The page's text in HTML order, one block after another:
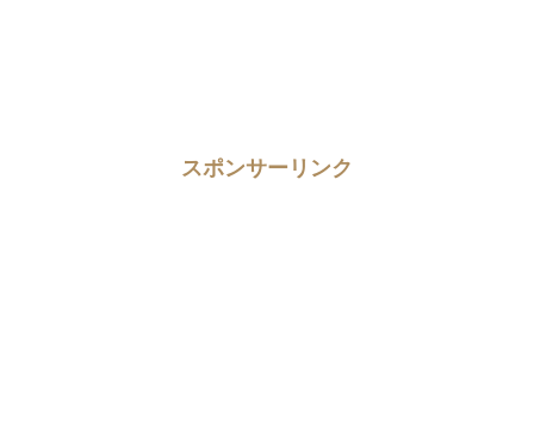
スポンサーリンク